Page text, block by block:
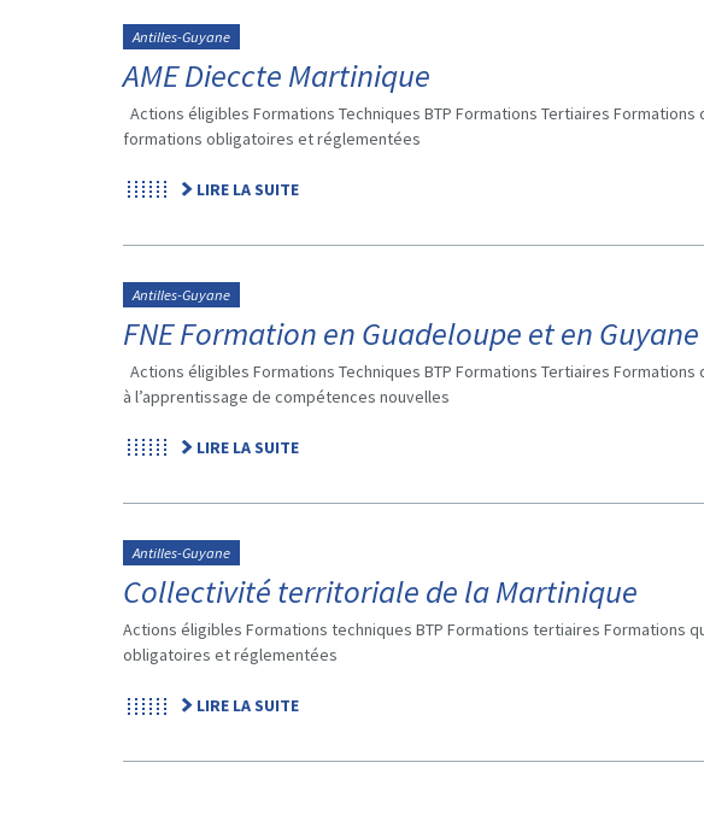
Antilles-Guyane
AME Dieccte Martinique
Actions éligibles Formations Techniques BTP Formations Tertiaires Formations
formations obligatoires et réglementées
LIRE LA SUITE
Antilles-Guyane
FNE Formation en Guadeloupe et en Guyane
Actions éligibles Formations Techniques BTP Formations Tertiaires Formations
à l’apprentissage de compétences nouvelles
LIRE LA SUITE
Antilles-Guyane
Collectivité territoriale de la Martinique
Actions éligibles Formations techniques BTP Formations tertiaires Formations
obligatoires et réglementées
LIRE LA SUITE